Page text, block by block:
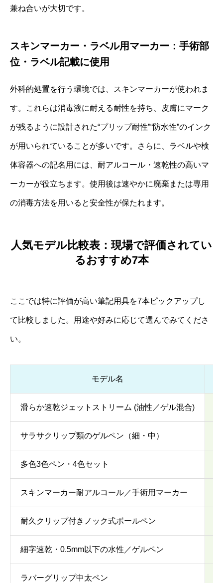
兼ね合いが大切です。
スキンマーカー・ラベル用マーカー：手術部
位・ラベル記載に使用
外科的処置を行う環境では、スキンマーカーが使われま
す。これらは消毒液に耐える耐性を持ち、皮膚にマーク
が残るように設計された“プリップ耐性”“防水性”のインク
が用いられていることが多いです。さらに、ラベルや検
体容器への記名用には、耐アルコール・速乾性の高いマ
ーカーが役立ちます。使用後は速やかに廃棄または専用
の消毒方法を用いると安全性が保たれます。
人気モデル比較表：現場で評価されてい
るおすすめ7本
ここでは特に評価が高い筆記用具を7本ピックアップし
て比較しました。用途や好みに応じて選んでみてくださ
い。
モデル名
滑らか速乾ジェットストリーム (油性／ゲル混合)
サラサクリップ類のゲルペン（細・中）
多色3色ペン・4色セット
スキンマーカー耐アルコール／手術用マーカー
耐久クリップ付きノック式ボールペン
細字速乾・0.5mm以下の水性／ゲルペン
ラバーグリップ中太ペン